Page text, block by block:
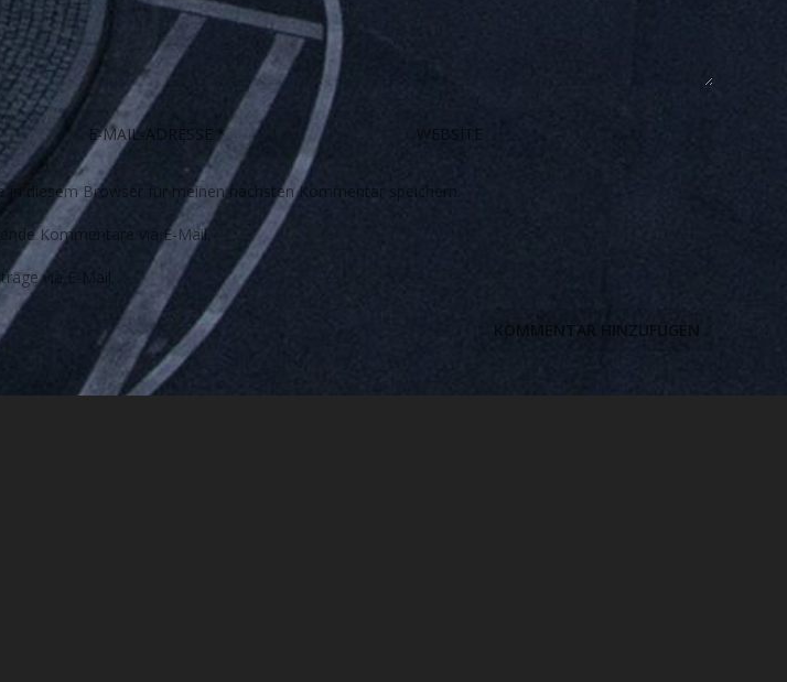
diesem Browser für meinen nächsten Kommentar speichern.
Kommentare via E-Mail.
via E-Mail.